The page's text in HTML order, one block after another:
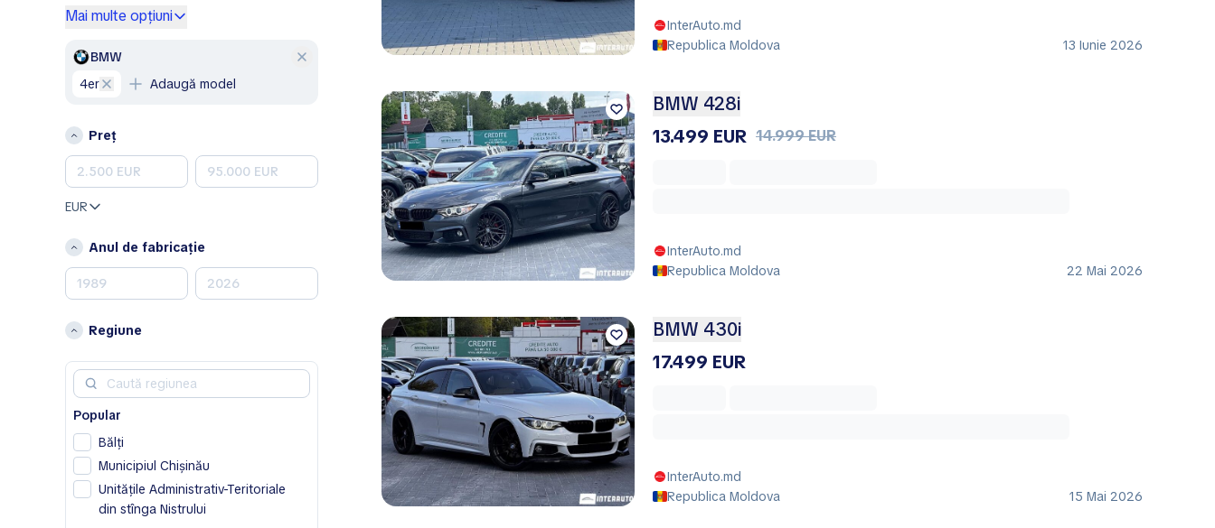
Mercedes-Benz
Nissan
Porsche
Renault
Volkswagen
Volvo
A
Acura
Aston Martin
Avatr
BAIC
Bentley
Bestune
Mai multe opțiuni
BMW
4er
Adaugă model
Preț
EUR
Anul de fabricație
Regiune
Popular
Bălţi
Municipiul Chișinău
Unitățile Administrativ-Teritoriale
din stînga Nistrului
InterAuto.md
Republica Moldova
13 Iunie 2026
BMW 428i
13.499 EUR 14.999 EUR
InterAuto.md
Republica Moldova
22 Mai 2026
BMW 430i
17.499 EUR
InterAuto.md
Republica Moldova
15 Mai 2026